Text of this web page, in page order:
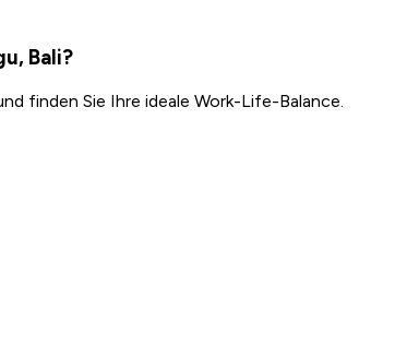
Bali?
finden Sie Ihre ideale Work-Life-Balance.